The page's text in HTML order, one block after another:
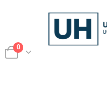
0